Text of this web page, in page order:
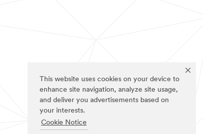
This website uses cookies on your device to
enhance site navigation, analyze site usage,
and deliver you advertisements based on
your interests.
Cookie Notice